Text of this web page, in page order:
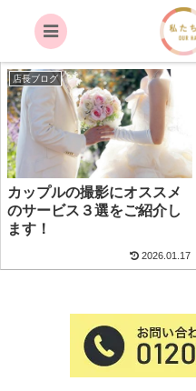
店長ブログ
カップルの撮影にオススメ
のサービス３選をご紹介し
ます！
2026.01.17